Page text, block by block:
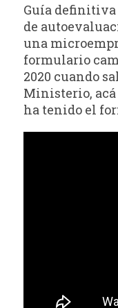
Guía definitiva
de
una
formulario
2020 cuando
Ministerio, acá
ha tenido el